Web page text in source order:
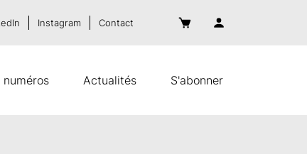
numéros Actualités S'abonner
Instagram Contact